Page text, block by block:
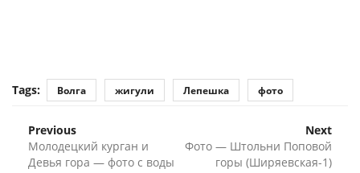
Tags: Волга жигули Лепешка фото
Previous
Молодецкий курган и
Девья гора — фото с воды
Next
Фото — Штольни Поповой
горы (Ширяевская-1)